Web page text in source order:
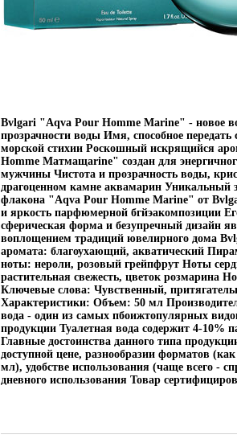
Bvlgari "Aqva Pour Homme Marine" - новое
прозрачности воды Имя, способное передать
морской стихии Роскошный искрящийся
Homme Mатмащarine" создан для
мужчины Чистота и прозрачность воды,
драгоценном камне аквамарин Уникальный
флакона "Aqva Pour Homme Marine" от
и яркость парфюмерной бгйэакомпозиции
сферическая форма и безупречный дизайн
воплощением традиций ювелирного дома
аромата: благоухающий, акватический
ноты: нероли, розовый грейпфрут Ноты
растительная свежесть, цветок розмарина
Ключевые слова: Чувственный,
Характеристики: Объем: 50 мл
вода - один из самых пбоижтопулярных
продукции Туалетная вода содержит 4-10%
Главные достоинства данного типа
доступной цене, разнообразии форматов
мл), удобстве использования (чаще всего -
дневного использования Товар